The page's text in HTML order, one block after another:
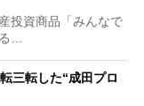
投資商品「みんなで
…
三転した“成田プロ